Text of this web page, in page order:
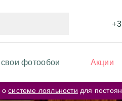
фотообои Акции
осистеме лояльности для